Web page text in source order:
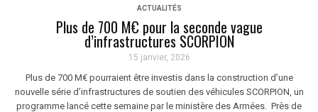
ACTUALITÉS
Plus de 700 M€ pour la seconde vague
d’infrastructures SCORPION
15 janvier, 2026
Plus de 700 M€ pourraient être investis dans la construction d’une
nouvelle série d’infrastructures de soutien des véhicules SCORPION, un
programme lancé cette semaine par le ministère des Armées. Près de